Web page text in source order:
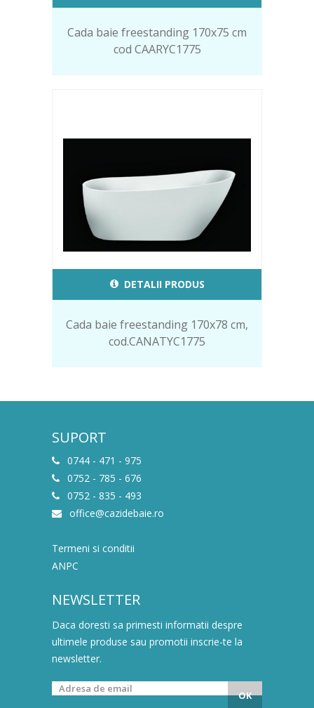
Cada baie freestanding 170x75 cm
cod CAARYC1775
DETALII PRODUS
Cada baie freestanding 170x78 cm,
cod.CANATYC1775
SUPORT
0744 - 471 - 975
0752 - 785 - 676
0752 - 835 - 493
office@cazidebaie.ro
Termeni si conditii
ANPC
NEWSLETTER
Daca doresti sa primesti informatii despre
ultimele produse sau promotii inscrie-te la
newsletter.
OK